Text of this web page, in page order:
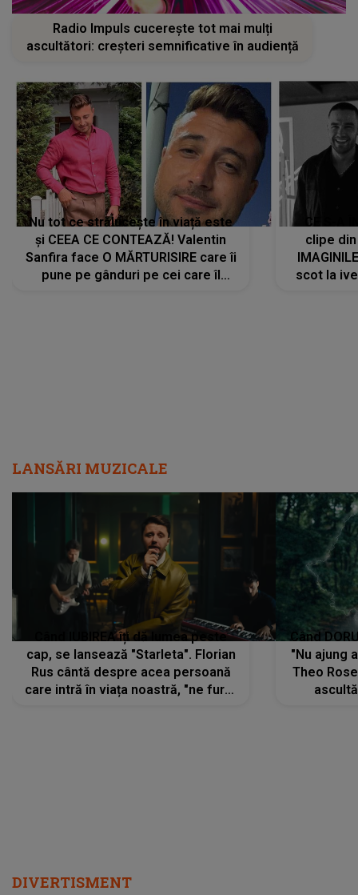
Radio Impuls cucerește tot mai mulți
ascultători: creșteri semnificative în audiență
Nu tot ce strălucește în viață este
și CEEA CE CONTEAZĂ! Valentin
Sanfira face O MĂRTURISIRE care îi
pune pe gânduri pe cei care îl
CE S-A
clipe
scot la
LANSĂRI MUZICALE
Când IUBIREA îți dă lumea peste
cap, se lansează "Starleta". Florian
Rus cântă despre acea persoană
care intră în viața noastră, "ne fură"
Când
"Nu ajung
Theo
DIVERTISMENT